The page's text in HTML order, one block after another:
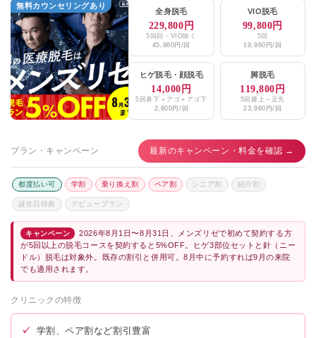
無料カウンセリングあり
全身脱毛
229,800円
5回顔・VIO除く
45,960円/回
VIO脱毛
99,800円
5回
19,960円/回
ヒゲ脱毛・ 顔脱毛
14,000円
5回鼻下＋アゴ＋アゴ下
2,800円/回
脚脱毛
119,800円
5回膝上～足先
23,960円/回
プラン・キャンペーン 最新のキャンペーン・料金を確認 →
都度払い可 学割 乗り換え割 ペア割 シニア割 紹介割
誕生日特典 デビュープラン
キャンペーン
2026年8月1日〜8月31日、メンズリゼで初めて契約する方
が5回以上の脱毛コースを契約すると5%OFF。ヒゲ3部位セットと針（ニー
ドル）脱毛は対象外。既存の割引と併用可。8月中に予約すれば9月の来院
でも適用されます。
クリニックの特徴
✓ 学割、ペア割など割引豊富